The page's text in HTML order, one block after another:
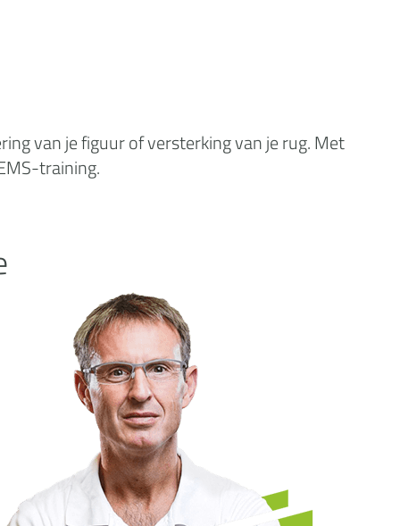
van je figuur of versterking van je rug. Met
training.